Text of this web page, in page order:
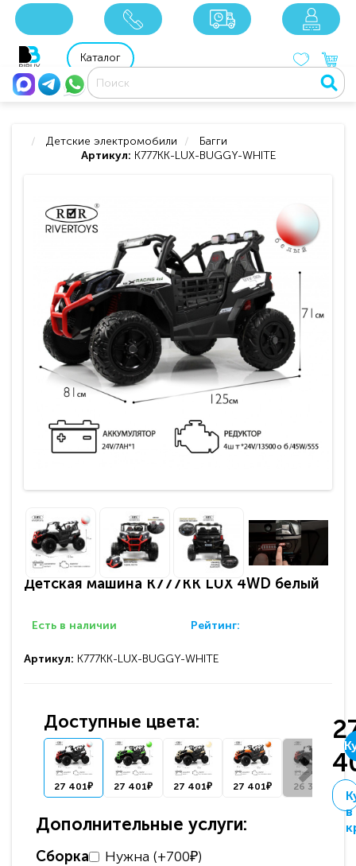
8 800 201 92 06
Каталог
Детские электромобили
Багги
Артикул: K777KK-LUX-BUGGY-WHITE
Детская машина K777KK LUX 4WD белый
Есть в наличии Рейтинг:
Артикул: K777KK-LUX-BUGGY-WHITE
Доступные цвета:
27 401₽ 27 401₽ 27 401₽ 27 401₽ 26 367₽
Дополнительные услуги:
Сборка Нужна (+700₽)
в
xxx